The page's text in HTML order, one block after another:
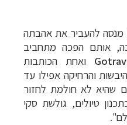
מנסה להעביר את אהבתה
אותם הפכה מתחביב
ואחת הכותבות
היבשות והרחיקה אפילו עד
שהיא לא חולמת לחזור
טיולים, גולשת סקי